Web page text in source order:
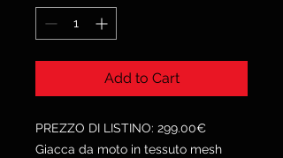
Add to Cart
PREZZO DI LISTINO: 299.00€
Giacca da moto in tessuto mesh